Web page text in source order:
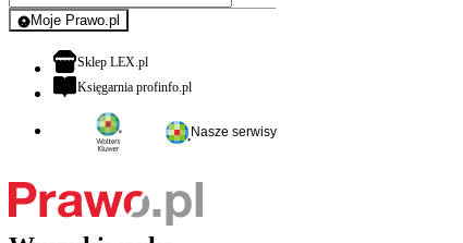
Moje Prawo.pl
- rejestracja i logowanie do serwisu
Sklep LEX.plotwiera się w nowej karcie
Księgarnia profinfo.plotwiera się w nowej karcie
Nasze serwisy